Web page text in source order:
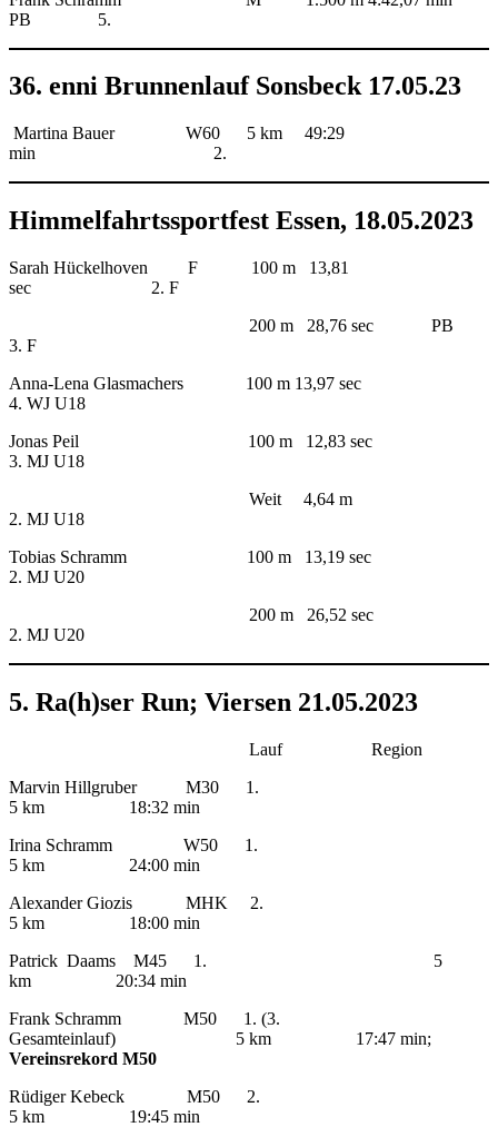
PB 5.
36. enni Brunnenlauf Sonsbeck 17.05.23
Martina Bauer W60 5 km 49:29
min 2.
Himmelfahrtssportfest Essen, 18.05.2023
Sarah Hückelhoven F 100 m 13,81
sec 2. F
200 m 28,76 sec PB
3. F
Anna-Lena Glasmachers 100 m 13,97 sec
4. WJ U18
Jonas Peil 100 m 12,83 sec
3. MJ U18
Weit 4,64 m
2. MJ U18
Tobias Schramm 100 m 13,19 sec
2. MJ U20
200 m 26,52 sec
2. MJ U20
5. Ra(h)ser Run; Viersen 21.05.2023
Lauf Region
Marvin Hillgruber M30 1.
5 km 18:32 min
Irina Schramm W50 1.
5 km 24:00 min
Alexander Giozis MHK 2.
5 km 18:00 min
Patrick Daams M45 1. 5
km 20:34 min
Frank Schramm M50 1. (3.
Gesamteinlauf) 5 km 17:47 min;
Vereinsrekord M50
Rüdiger Kebeck M50 2.
5 km 19:45 min